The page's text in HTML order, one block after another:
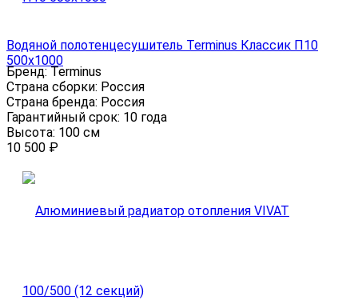
Водяной полотенцесушитель Terminus Классик П10
500х1000
Бренд:Terminus
Страна сборки: Россия
Страна бренда: Россия
Гарантийный срок: 10 года
Высота: 100 см
10 500 ₽